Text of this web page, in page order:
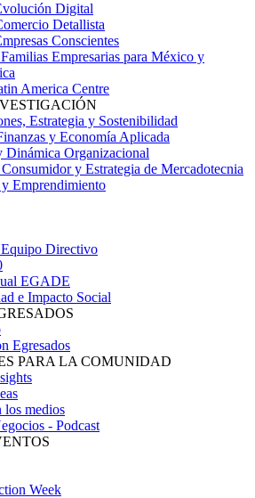
Digital
Detallista
Conscientes
Empresarias para México y
America Centre
Estrategia y Sostenibilidad
y Economía Aplicada
Dinámica Organizacional
y Estrategia de Mercadotecnia
Emprendimiento
Directivo
EGADE
e Impacto Social
Egresados
PARA LA COMUNIDAD
medios
- Podcast
Week